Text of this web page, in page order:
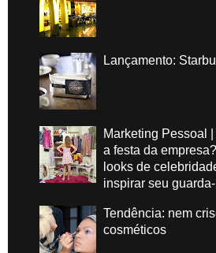
Lançamento:
Marketing Pessoal
a festa da
looks de
inspirar seu
Tendência: nem
cosméticos